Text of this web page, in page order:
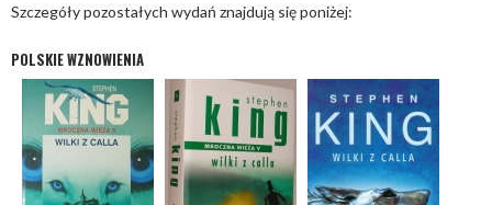
Szczegóły pozostałych wydań znajdują się poniżej:
POLSKIE WZNOWIENIA